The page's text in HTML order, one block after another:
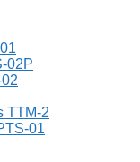
02P
TTM-2
01